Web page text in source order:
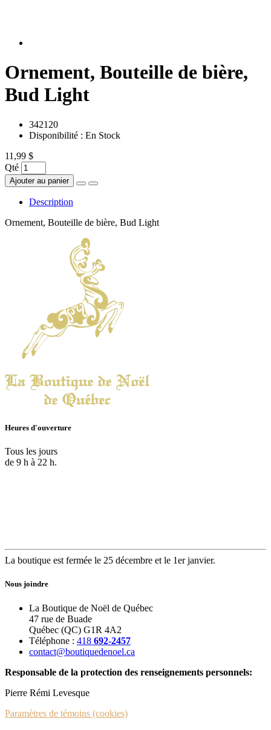
Ornement, Bouteille de bière,
Bud Light
342120
Disponibilité : En Stock
11,99 $
Qté
Ajouter au panier
Description
Ornement, Bouteille de bière, Bud Light
Heures d'ouverture
Tous les jours
de 9 h à 22 h.
La boutique est fermée le 25 décembre et le 1er janvier.
Nous joindre
La Boutique de Noël de Québec
47 rue de Buade
Québec (QC) G1R 4A2
Téléphone : 418 692-2457
contact@boutiquedenoel.ca
Responsable de la protection des renseignements personnels:
Pierre Rémi Levesque
Paramètres de témoins (cookies)